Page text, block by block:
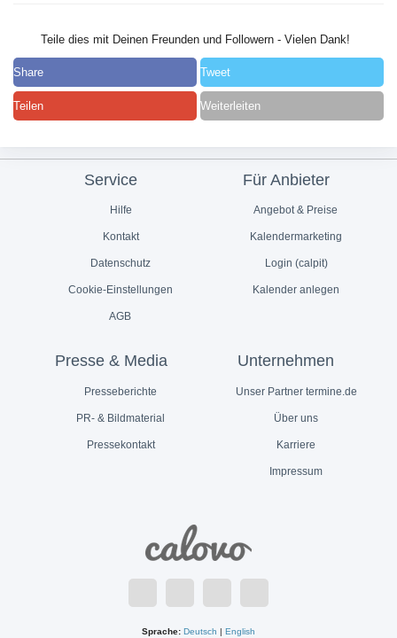
Teile dies mit Deinen Freunden und Followern - Vielen Dank!
Share Tweet
Teilen Weiterleiten
Service
Hilfe
Kontakt
Datenschutz
Cookie-Einstellungen
AGB
Für Anbieter
Angebot & Preise
Kalendermarketing
Login (calpit)
Kalender anlegen
Presse & Media
Presseberichte
PR- & Bildmaterial
Pressekontakt
Unternehmen
Unser Partner termine.de
Über uns
Karriere
Impressum
Sprache: Deutsch | English